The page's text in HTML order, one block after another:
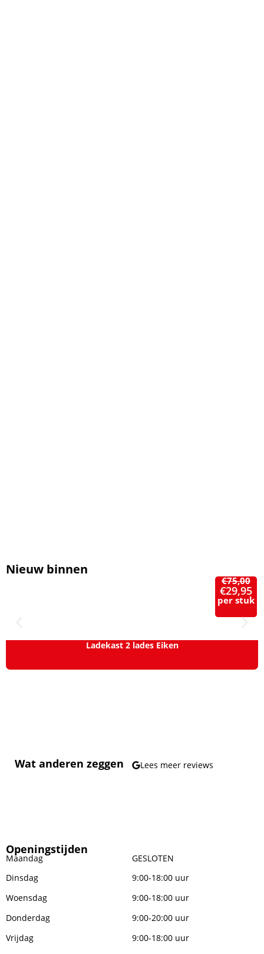
Nieuw binnen
Ladekast 2 lades Eiken
€75,00
€29,95
per stuk
Wat anderen zeggen Lees meer reviews
Openingstijden
Maandag
GESLOTEN
Dinsdag
9:00-18:00 uur
Woensdag
9:00-18:00 uur
Donderdag
9:00-20:00 uur
Vrijdag
9:00-18:00 uur